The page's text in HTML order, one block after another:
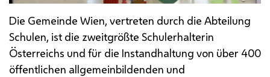
Die Gemeinde Wien, vertreten durch die Abteilung
Schulen, ist die zweitgrößte Schulerhalterin
Österreichs und für die Instandhaltung von über 400
öffentlichen allgemeinbildenden und